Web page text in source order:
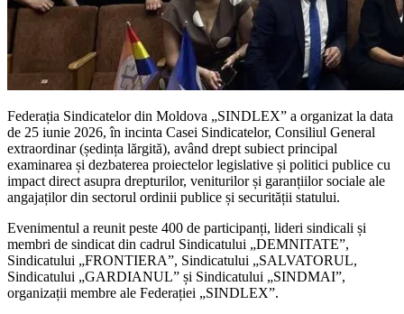
Federația Sindicatelor din Moldova „SINDLEX” a organizat la data
de 25 iunie 2026, în incinta Casei Sindicatelor, Consiliul General
extraordinar (ședința lărgită), având drept subiect principal
examinarea și dezbaterea proiectelor legislative și politici publice cu
impact direct asupra drepturilor, veniturilor și garanțiilor sociale ale
angajaților din sectorul ordinii publice și securității statului.
Evenimentul a reunit peste 400 de participanți, lideri sindicali și
membri de sindicat din cadrul Sindicatului „DEMNITATE”,
Sindicatului „FRONTIERA”, Sindicatului „SALVATORUL,
Sindicatului „GARDIANUL” și Sindicatului „SINDMAI”,
organizații membre ale Federației „SINDLEX”.